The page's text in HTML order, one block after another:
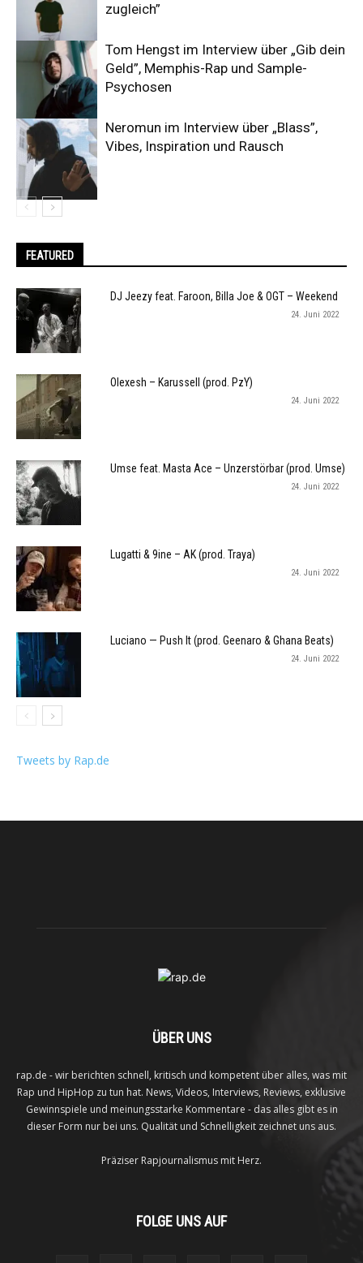
zugleich”
Tom Hengst im Interview über „Gib dein
Geld”, Memphis-Rap und Sample-
Psychosen
Neromun im Interview über „Blass”,
Vibes, Inspiration und Rausch
FEATURED
DJ Jeezy feat. Faroon, Billa Joe & OGT – Weekend
24. Juni 2022
Olexesh – Karussell (prod. PzY)
24. Juni 2022
Umse feat. Masta Ace – Unzerstörbar (prod. Umse)
24. Juni 2022
Lugatti & 9ine – AK (prod. Traya)
24. Juni 2022
Luciano — Push It (prod. Geenaro & Ghana Beats)
24. Juni 2022
Tweets by Rap.de
ÜBER UNS
rap.de - wir berichten schnell, kritisch und kompetent über alles, was mit
Rap und HipHop zu tun hat. News, Videos, Interviews, Reviews, exklusive
Gewinnspiele und meinungsstarke Kommentare - das alles gibt es in
dieser Form nur bei uns. Qualität und Schnelligkeit zeichnet uns aus.
Präziser Rapjournalismus mit Herz.
FOLGE UNS AUF